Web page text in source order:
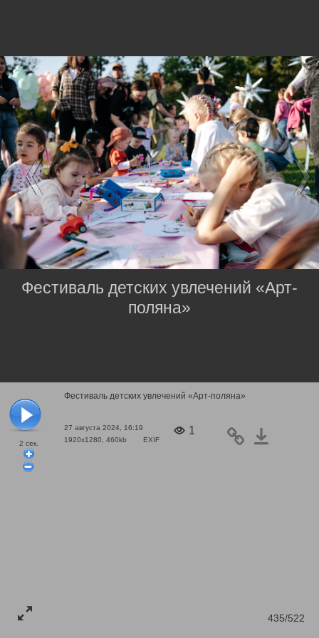
2 сек.
Фестиваль детских увлечений «Арт-поляна»
27 августа 2024, 16:19
1920x1280, 460kb
EXIF
1
435/522
Фестиваль детских увлечений «Арт-
поляна»